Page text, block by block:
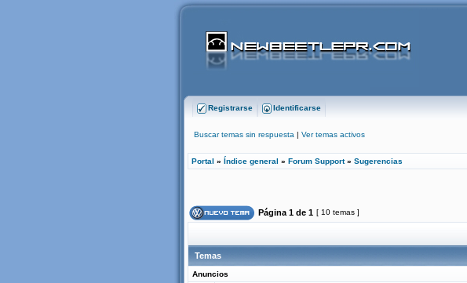
Registrarse Identificarse
Buscar temas sin respuesta | Ver temas activos
Portal » Índice general » Forum Support» Sugerencias
Página 1 de 1 [ 10 temas ]
Temas
Anuncios